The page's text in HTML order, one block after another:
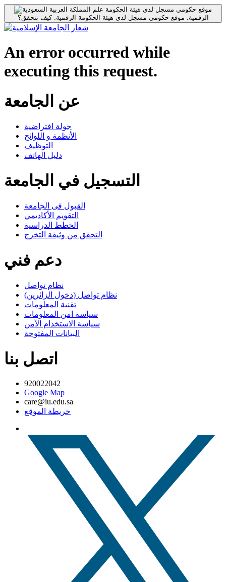
موقع حكومي مسجل لدى هيئة الحكومة
الرقمية. موقع حكومي مسجل لدى هيئة الحكومة الرقمية.كيف تتحقق؟
An error occurred while
executing this request.
عن الجامعة
جولة افتراضية
الأنظمة و اللوائح
التوظيف
دليل الهاتف
التسجيل في الجامعة
القبول فى الجامعة
التقويم الأكاديمي
الخطط الدراسية
التحقق من وثيقة التخرج
دعم فني
نظام تواصل
نظام تواصل (دخول الزائرين)
تقنية المعلومات
سياسة امن المعلومات
سياسة الاستخدام الآمن
البيانات المفتوحة
اتصل بنا
920022042
Google Map
care@iu.edu.sa
خريطة الموقع